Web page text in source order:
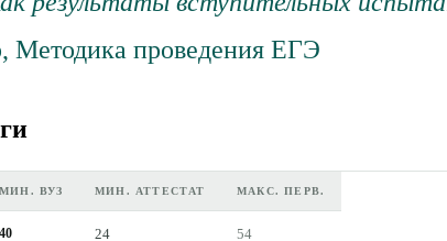
Методика проведения ЕГЭ
МИН. ВУЗ МИН. АТТЕСТАТ МАКС. ПЕРВ.
40 24 54